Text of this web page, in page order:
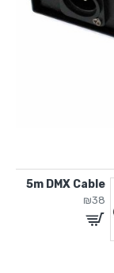
5m DMX Cable
₪38